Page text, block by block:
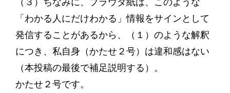
「わかる人にだけわかる」情報をサインとして
発信することがあるから、（１）のような解釈
につき、私自身（かたせ２号）は違和感はない
（本投稿の最後で補足説明する）。
かたせ２号です。